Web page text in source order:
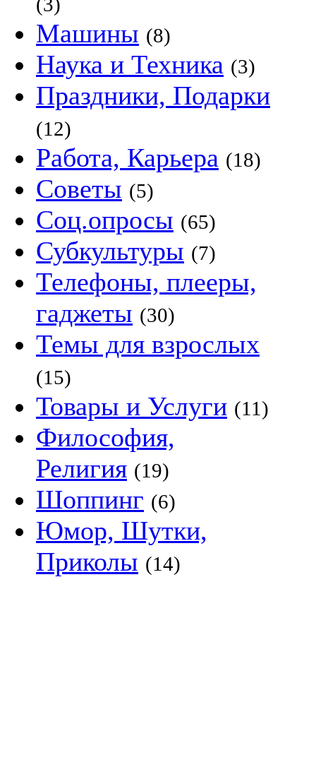
Машины (8)
Наука и Техника (3)
Праздники, Подарки
(12)
Работа, Карьера (18)
Советы (5)
Соц.опросы (65)
Субкультуры (7)
Телефоны, плееры,
гаджеты (30)
Темы для взрослых
(15)
Товары и Услуги (11)
Философия,
Религия (19)
Шоппинг (6)
Юмор, Шутки,
Приколы (14)